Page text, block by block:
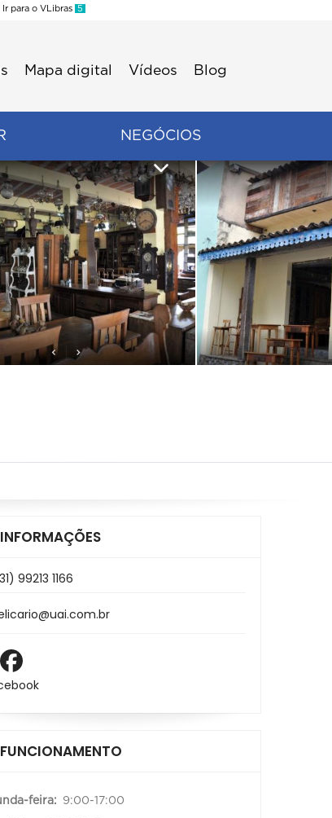
Ir para o VLibras 5
Mapa digital Vídeos Blog
NEGÓCIOS
INFORMAÇÕES
99213 1166
FUNCIONAMENTO
feira: 9:00-17:00